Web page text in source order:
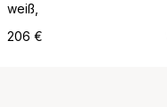
weiß,
206 €